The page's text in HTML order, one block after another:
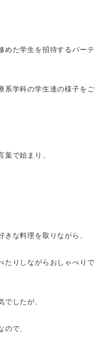
めた学生を招待するパーテ
系学科の学生達の様子をご
で始まり、
な料理を取りながら、
たりしながらおしゃべりで
したが、
で、